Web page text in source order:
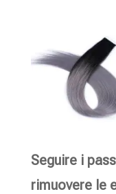
Seguire i
rimuovere le